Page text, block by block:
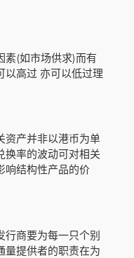
素(如市场供求)而有
以高过 亦可以低过理
资产并非以港币为单
换率的波动可对相关
响结构性产品的价
行商要为每一只个别
量提供者的职责在为